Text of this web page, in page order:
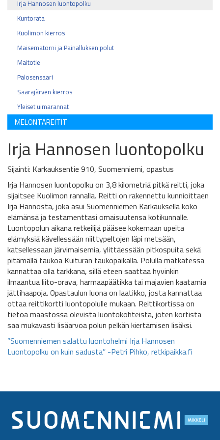
Irja Hannosen luontopolku
Kuntorata
Kuolimon kierros
Maisematorni ja Painalluksen polut
Maitotie
Palosensaari
Saarajärven kierros
Yleiset uimarannat
MELONTAREITIT
Irja Hannosen luontopolku
Sijainti: Karkauksentie 910, Suomenniemi, opastus
Irja Hannosen luontopolku on 3,8 kilometriä pitkä reitti, joka
sijaitsee Kuolimon rannalla. Reitti on rakennettu kunnioittaen
Irja Hannosta, joka asui Suomenniemen Karkauksella koko
elämänsä ja testamenttasi omaisuutensa kotikunnalle.
Luontopolun aikana retkeilijä pääsee kokemaan upeita
elämyksiä kävellessään niittypeltojen läpi metsään,
katsellessaan järvimaisemia, ylittäessään pitkospuita sekä
pitämällä taukoa Kuituran taukopaikalla. Polulla matkatessa
kannattaa olla tarkkana, sillä eteen saattaa hyvinkin
ilmaantua liito-orava, harmaapäätikka tai majavien kaatamia
jättihaapoja. Opastaulun luona on laatikko, josta kannattaa
ottaa reittikortti luontopolulle mukaan. Reittikortissa on
tietoa maastossa olevista luontokohteista, joten kortista
saa mukavasti lisäarvoa polun pelkän kiertämisen lisäksi.
”Suomenniemen salattu luontohelmi Irja Hannosen
Luontopolku on kuin sadusta” -Petri Pihko, retkipaikka.fi